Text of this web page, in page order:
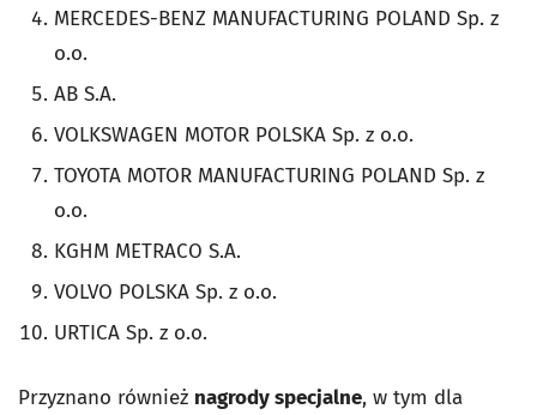
MERCEDES-BENZ MANUFACTURING POLAND Sp. z
o.o.
AB S.A.
VOLKSWAGEN MOTOR POLSKA Sp. z o.o.
TOYOTA MOTOR MANUFACTURING POLAND Sp. z
o.o.
KGHM METRACO S.A.
VOLVO POLSKA Sp. z o.o.
URTICA Sp. z o.o.
Przyznano również nagrody specjalne, w tym dla